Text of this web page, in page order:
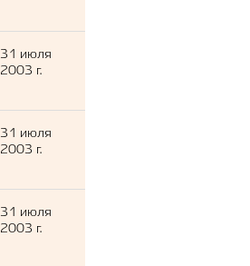
31 июля
2003 г.
31 июля
2003 г.
31 июля
2003 г.